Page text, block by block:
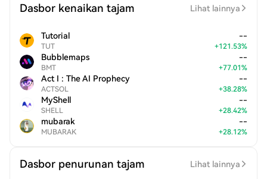
Dasbor kenaikan tajam Lihat lainnya
Tutorial
TUT
--
+121.53%
Bubblemaps
BMT
--
+77.01%
Act I : The AI Prophecy
ACTSOL
--
+38.28%
MyShell
SHELL
--
+28.42%
mubarak
MUBARAK
--
+28.12%
Dasbor penurunan tajam Lihat lainnya